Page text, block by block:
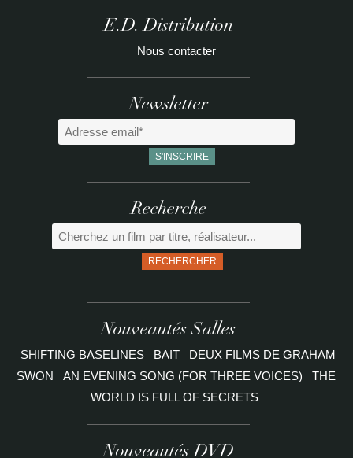
E.D. Distribution
Nous contacter
Newsletter
Recherche
RECHERCHER
Nouveautés Salles
SHIFTING BASELINES BAIT
DEUX FILMS DE GRAHAM
SWON
AN EVENING SONG (FOR THREE VOICES)
THE
WORLD IS FULL OF SECRETS
Nouveautés DVD